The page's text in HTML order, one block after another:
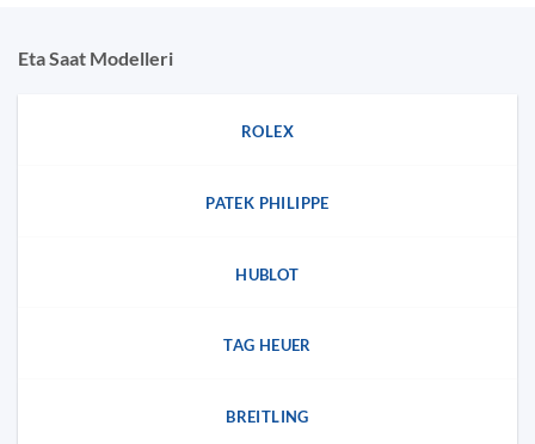
Eta Saat Modelleri
ROLEX
PATEK PHILIPPE
HUBLOT
TAG HEUER
BREITLING